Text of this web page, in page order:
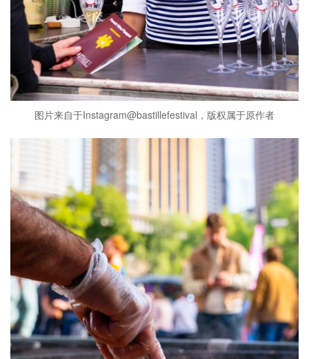
图片来自于Instagram@bastillefestival，版权属于原作者